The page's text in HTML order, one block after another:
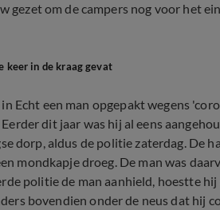
om de campers nog voor het
keer in de kraag gevat
Echt een man opgepakt wegens
dit jaar was hij al eens
dorp, aldus de politie zaterdag. De
mondkapje droeg. De man was
politie de man aanhield, hoestte
bovendien onder de neus dat hij